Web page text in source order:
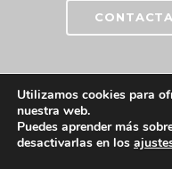
Utilizamos cookies para
nuestra web.
Puedes aprender más
desactivarlas en los